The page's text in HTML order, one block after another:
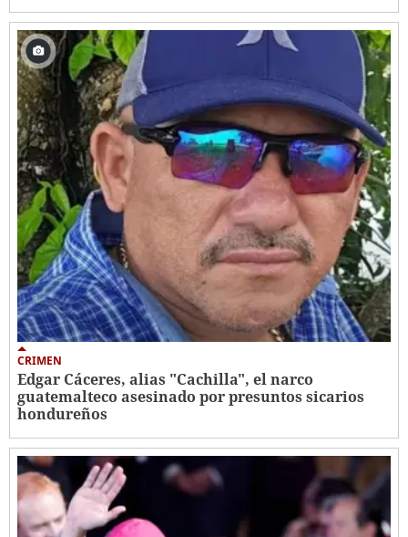
CRIMEN
Edgar Cáceres, alias "Cachilla", el narco
guatemalteco asesinado por presuntos sicarios
hondureños